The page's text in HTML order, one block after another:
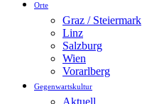
Orte
Graz / Steiermark
Linz
Salzburg
Wien
Vorarlberg
Gegenwartskultur
Aktuell